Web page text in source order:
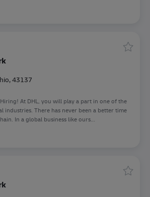
43137
At DHL, you will play a part in one of the
industries. There has never been a better time
In a global business like ours...